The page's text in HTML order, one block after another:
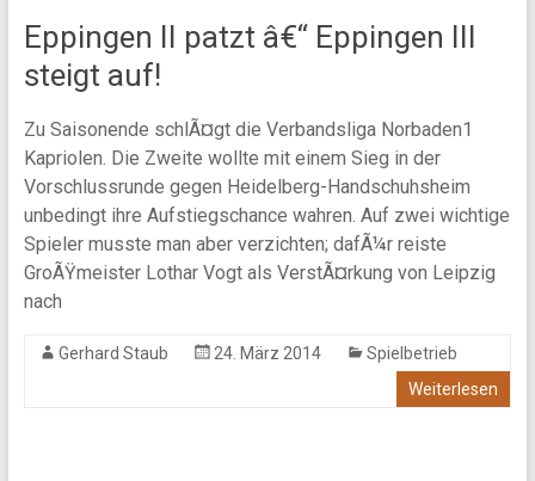
Eppingen II patzt â€“ Eppingen III
steigt auf!
Zu Saisonende schlÃ¤gt die Verbandsliga Norbaden1
Kapriolen. Die Zweite wollte mit einem Sieg in der
Vorschlussrunde gegen Heidelberg-Handschuhsheim
unbedingt ihre Aufstiegschance wahren. Auf zwei wichtige
Spieler musste man aber verzichten; dafÃ¼r reiste
GroÃŸmeister Lothar Vogt als VerstÃ¤rkung von Leipzig
nach
Gerhard Staub 24. März 2014
Spielbetrieb
Weiterlesen